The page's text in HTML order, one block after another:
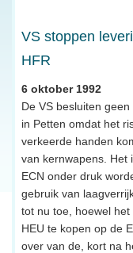
VS stoppen
HFR
6 oktober 1992
De VS besluiten
in Petten omdat het
verkeerde handen
van kernwapens. Het
ECN onder druk
gebruik van
tot nu toe, hoewel
HEU te kopen op de
over van de, kort na